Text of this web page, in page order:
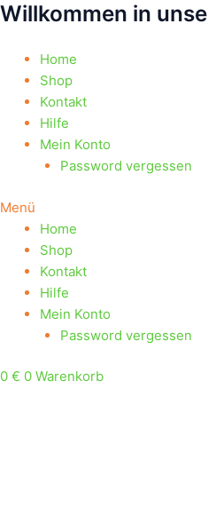
Zum
springen
Willkommen in
Home
Shop
Kontakt
Hilfe
Mein Konto
Password vergessen
Menü
Home
Shop
Kontakt
Hilfe
Mein Konto
Password vergessen
0 € 0 Warenkorb
Products
Products